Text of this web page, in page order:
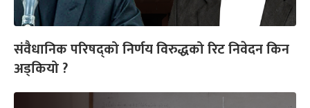
संवैधानिक परिषद्को निर्णय विरुद्धको रिट निवेदन किन
अड्कियो ?